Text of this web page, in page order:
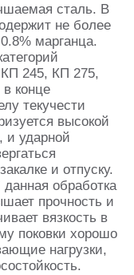
сталь. В
не более
марганца.
КП 245, КП 275,
конце
текучести
высокой
и ударной
и отпуску.
обработка
прочность и
вязкость в
поковки хорошо
нагрузки,